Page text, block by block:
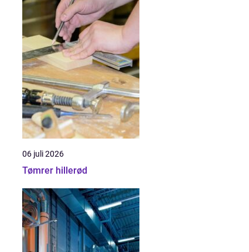
06 juli 2026
Tømrer hillerød